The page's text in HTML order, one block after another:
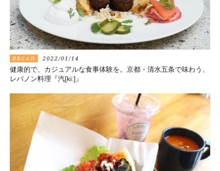
BREAD 2022/01/14
健康的で、カジュアルな食事体験を。京都・清水五条で味わう、
レバノン料理『汽[ki:]』